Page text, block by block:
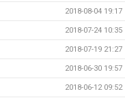
2018-08-04 19:17
2018-07-24 10:35
2018-07-19 21:27
2018-06-30 19:57
2018-06-12 09:52